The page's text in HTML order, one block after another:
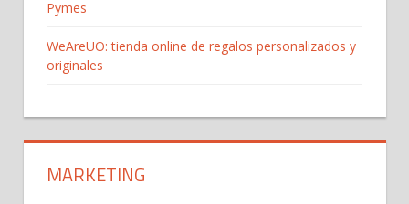
Pymes
WeAreUO: tienda online de regalos personalizados y
originales
MARKETING